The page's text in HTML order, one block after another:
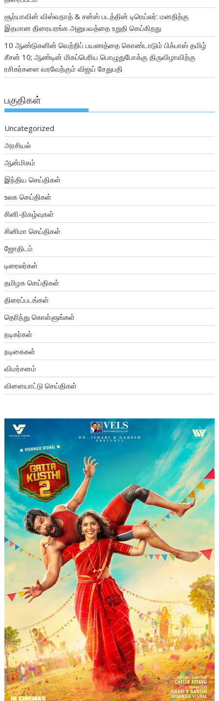
சூர்யாவின் விஸ்வநாத் & சன்ஸ் படத்தின் டிரெய்லர்: மனதிற்கு
இதமான திரையரங்க அனுபவத்தை உறுதி செய்கிறது
10 ஆண்டுகளின் வெற்றிப் பயணத்தை கொண்டாடும் பிக்பாஸ் தமிழ்
சீசன் 10; ஆண்டின் மிகப்பெரிய பொழுதுபோக்கு திருவிழாவிற்கு
ரசிகர்களை வரவேற்கும் விஜய் சேதுபதி
பகுதிகள்
Uncategorized
அரசியல்
ஆன்மிகம்
இந்திய செய்திகள்
உலக செய்திகள்
சினி-நிகழ்வுகள்
சினிமா செய்திகள்
ஜோதிடம்
டிரைலர்கள்
தமிழக செய்திகள்
திரைப்படங்கள்
தெரிந்து கொள்ளுங்கள்
நடிகர்கள்
நடிகைகள்
விமர்சனம்
விளையாட்டு செய்திகள்